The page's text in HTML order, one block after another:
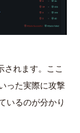
されます。ここ
った実際に攻撃
いるのが分かり